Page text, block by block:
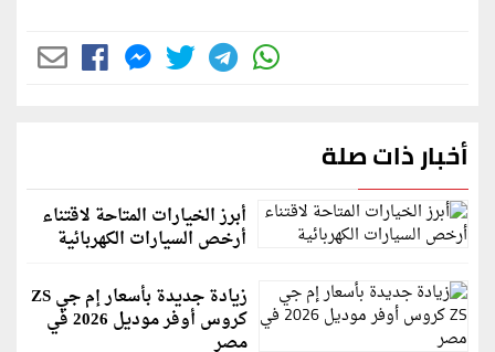
أخبار ذات صلة
أبرز الخيارات المتاحة لاقتناء
أرخص السيارات الكهربائية
زيادة جديدة بأسعار إم جي ZS
كروس أوفر موديل 2026 في
مصر